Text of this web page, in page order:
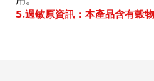
5.過敏原資訊：本產品含有穀物